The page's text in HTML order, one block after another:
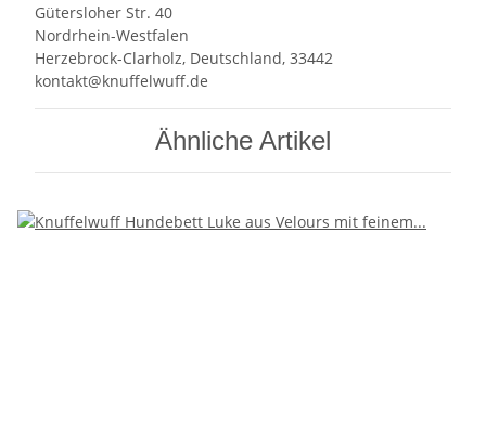
Gütersloher Str. 40
Nordrhein-Westfalen
Herzebrock-Clarholz, Deutschland, 33442
kontakt@knuffelwuff.de
Ähnliche Artikel